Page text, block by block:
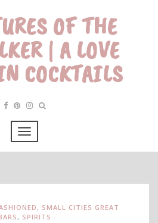
OF THE
| A LOVE
COCKTAILS
, SMALL CITIES GREAT
, SPIRITS